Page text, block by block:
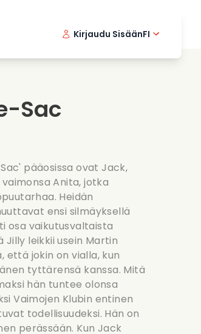
Haat
Kirjaudu SisäänFI
Sac
pääosissa ovat Jack,
Anita, jotka
Heidän
ensi silmäyksellä
osa vaikutusvaltaista
leikkii usein Martin
että jokin on vialla, kun
tyttärensä kanssa. Mitä
hän tuntee olonsa
Vaimojen Klubin entinen
todellisuudeksi. Hän on
perässään. Kun Jack